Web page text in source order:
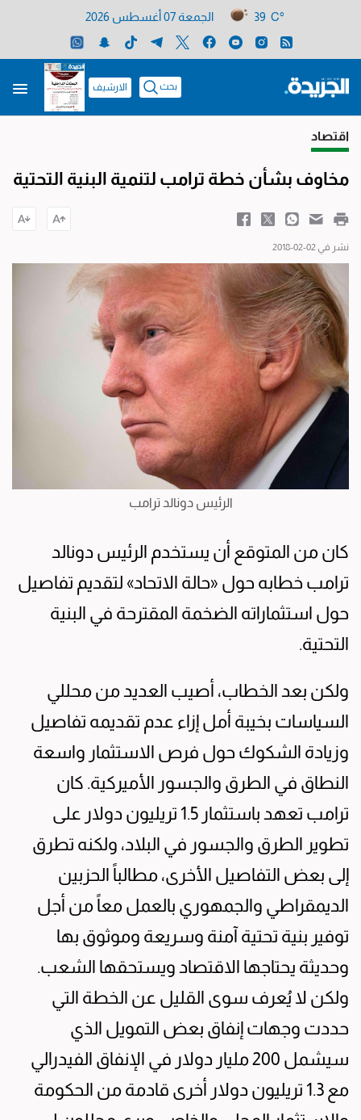
39 C° الجمعة 07 أغسطس 2026
بحث الارشيف
اقتصاد
مخاوف بشأن خطة ترامب لتنمية البنية التحتية
نشر في 02-02-2018
الرئيس دونالد ترامب
كان من المتوقع أن يستخدم الرئيس دونالد
ترامب خطابه حول «حالة الاتحاد» لتقديم تفاصيل
حول استثماراته الضخمة المقترحة في البنية
التحتية.
ولكن بعد الخطاب، أصيب العديد من محللي
السياسات بخيبة أمل إزاء عدم تقديمه تفاصيل
وزيادة الشكوك حول فرص الاستثمار واسعة
النطاق في الطرق والجسور الأميركية. كان
ترامب تعهد باستثمار 1.5 تريليون دولار على
تطوير الطرق والجسور في البلاد، ولكنه تطرق
إلى بعض التفاصيل الأخرى، مطالباً الحزبين
الديمقراطي والجمهوري بالعمل معاً من أجل
توفير بنية تحتية آمنة وسريعة وموثوق بها
وحديثة يحتاجها الاقتصاد ويستحقها الشعب.
ولكن لا يُعرف سوى القليل عن الخطة التي
حددت وجهات إنفاق بعض التمويل الذي
سيشمل 200 مليار دولار في الإنفاق الفيدرالي
مع 1.3 تريليون دولار أخرى قادمة من الحكومة